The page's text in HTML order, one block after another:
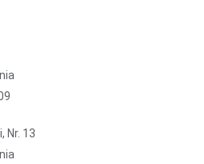
Nr. 13